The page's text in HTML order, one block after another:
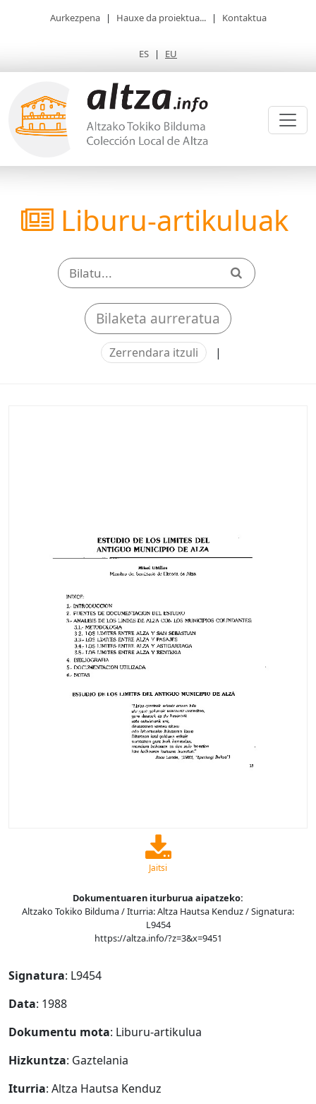
Aurkezpena | Hauxe da proiektua... | Kontaktua
ES | EU
Liburu-artikuluak
Bilaketa aurreratua
Zerrendara itzuli |
Jaitsi
Dokumentuaren iturburua aipatzeko:
Altzako Tokiko Bilduma / Iturria: Altza Hautsa Kenduz / Signatura:
L9454
https://altza.info/?z=3&x=9451
Signatura: L9454
Data: 1988
Dokumentu mota: Liburu-artikulua
Hizkuntza: Gaztelania
Iturria: Altza Hautsa Kenduz